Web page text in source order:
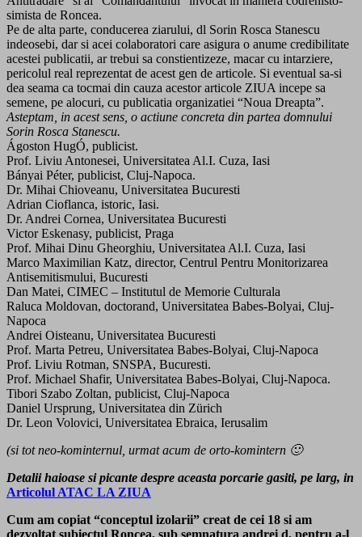
simista de Roncea.
Pe de alta parte, conducerea ziarului, dl Sorin Rosca Stanescu
indeosebi, dar si acei colaboratori care asigura o anume credibilitate
acestei publicatii, ar trebui sa constientizeze, macar cu intarziere,
pericolul real reprezentat de acest gen de articole. Si eventual sa-si
dea seama ca tocmai din cauza acestor articole ZIUA incepe sa
semene, pe alocuri, cu publicatia organizatiei “Noua Dreapta”.
Asteptam, in acest sens, o actiune concreta din partea domnului
Sorin Rosca Stanescu.
Ágoston HugÓ, publicist.
Prof. Liviu Antonesei, Universitatea Al.I. Cuza, Iasi
Bányai Péter, publicist, Cluj-Napoca.
Dr. Mihai Chioveanu, Universitatea Bucuresti
Adrian Cioflanca, istoric, Iasi.
Dr. Andrei Cornea, Universitatea Bucuresti
Victor Eskenasy, publicist, Praga
Prof. Mihai Dinu Gheorghiu, Universitatea Al.I. Cuza, Iasi
Marco Maximilian Katz, director, Centrul Pentru Monitorizarea
Antisemitismului, Bucuresti
Dan Matei, CIMEC – Institutul de Memorie Culturala
Raluca Moldovan, doctorand, Universitatea Babes-Bolyai, Cluj-
Napoca
Andrei Oisteanu, Universitatea Bucuresti
Prof. Marta Petreu, Universitatea Babes-Bolyai, Cluj-Napoca
Prof. Liviu Rotman, SNSPA, Bucuresti.
Prof. Michael Shafir, Universitatea Babes-Bolyai, Cluj-Napoca.
Tibori Szabo Zoltan, publicist, Cluj-Napoca
Daniel Ursprung, Universitatea din Zürich
Dr. Leon Volovici, Universitatea Ebraica, Ierusalim
(si tot neo-kominternul, urmat acum de orto-komintern 🙂
Detalii haioase si picante despre aceasta porcarie gasiti, pe larg, in
Articolul ATAC LA ZIUA
Cum am copiat “conceptul izolarii” creat de cei 18 si am